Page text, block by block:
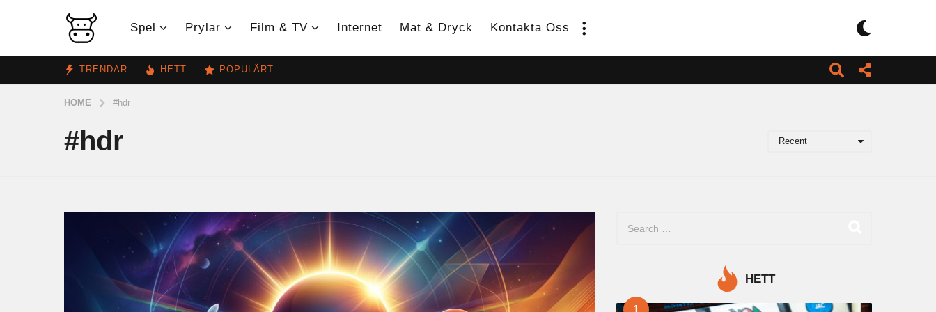
Spel Prylar Film & TV Internet Mat & Dryck Kontakta Oss
TRENDAR HETT POPULÄRT
HOME #hdr
#hdr Recent
HETT
1